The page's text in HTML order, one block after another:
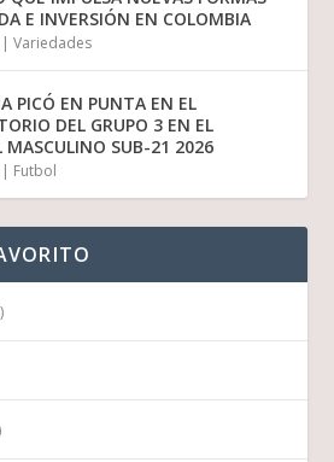
E INVERSIÓN EN COLOMBIA
|Variedades
PICÓ EN PUNTA EN EL
DEL GRUPO 3 EN EL
MASCULINO SUB-21 2026
| Futbol